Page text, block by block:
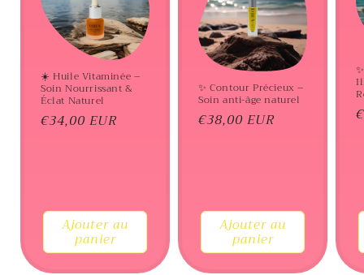
☀️ Huile Vitaminée –
Soin Nourrissant &
Éclat Naturel
Prix
€34,00 EUR
Ajouter au
panier
✨ Contour Précieux –
Soin anti-âge naturel
Prix
€38,00 EUR
Ajouter au
panier